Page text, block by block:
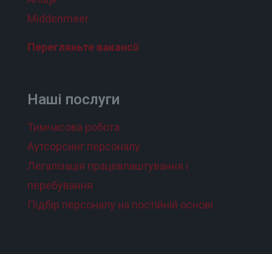
Middenmeer
Перегляньте вакансії
Наші послуги
Тимчасова робота
Аутсорсинг персоналу
Легалізація працевлаштування і
перебування
Підбір персоналу на постійній основі